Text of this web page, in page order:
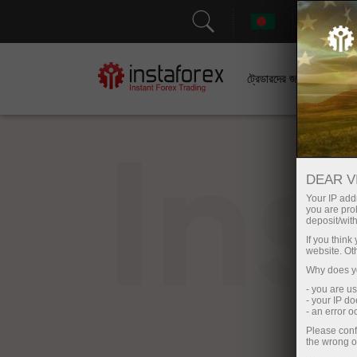
ট্রেডারদের জন্য
DEAR
Your IP
you are
deposit/
If you
website.
Why does
- you are
- your IP
- an error
Please
the wrong